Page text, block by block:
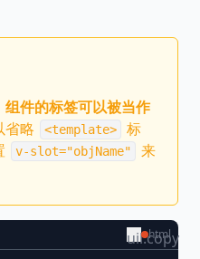
件的标签可以被当作
省略 <template>
标
v-slot="objName"
来
uil:copy
html